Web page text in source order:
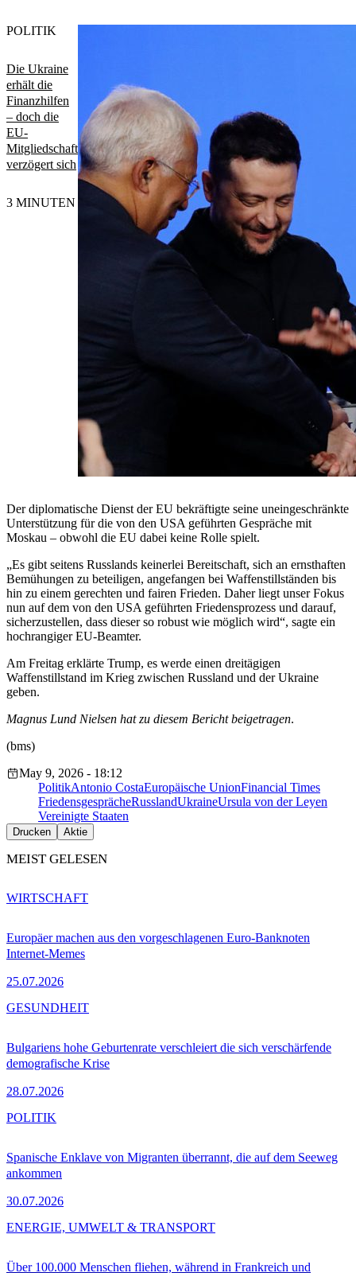
Die Ukraine
erhält die
Finanzhilfen
– doch die
EU-
Mitgliedschaft
verzögert sich
POLITIK
3 MINUTEN
Der diplomatische Dienst der EU bekräftigte seine uneingeschränkte
Unterstützung für die von den USA geführten Gespräche mit
Moskau – obwohl die EU dabei keine Rolle spielt.
„Es gibt seitens Russlands keinerlei Bereitschaft, sich an ernsthaften
Bemühungen zu beteiligen, angefangen bei Waffenstillständen bis
hin zu einem gerechten und fairen Frieden. Daher liegt unser Fokus
nun auf dem von den USA geführten Friedensprozess und darauf,
sicherzustellen, dass dieser so robust wie möglich wird“, sagte ein
hochrangiger EU-Beamter.
Am Freitag erklärte Trump, es werde einen dreitägigen
Waffenstillstand im Krieg zwischen Russland und der Ukraine
geben.
Magnus Lund Nielsen hat zu diesem Bericht beigetragen.
(bms)
May 9, 2026 - 18:12
PolitikAntonio CostaEuropäische UnionFinancial Times
FriedensgesprächeRusslandUkraineUrsula von der Leyen
Vereinigte Staaten
Drucken Aktie
MEIST GELESEN
Europäer machen aus den vorgeschlagenen Euro-Banknoten
Internet-Memes
25.07.2026
WIRTSCHAFT
Bulgariens hohe Geburtenrate verschleiert die sich verschärfende
demografische Krise
28.07.2026
GESUNDHEIT
Spanische Enklave von Migranten überrannt, die auf dem Seeweg
ankommen
30.07.2026
POLITIK
Über 100.000 Menschen fliehen, während in Frankreich und
ENERGIE, UMWELT & TRANSPORT